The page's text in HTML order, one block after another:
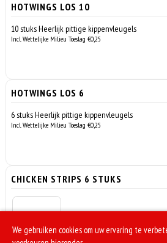
HOTWINGS LOS 10
10 stuks Heerlijk pittige kippenvleugels
Incl. Wettelijke Milieu Toeslag €0,25
HOTWINGS LOS 6
6 stuks Heerlijk pittige kippenvleugels
Incl. Wettelijke Milieu Toeslag €0,25
CHICKEN STRIPS 6 STUKS
We gebruiken cookies om uw ervaring te